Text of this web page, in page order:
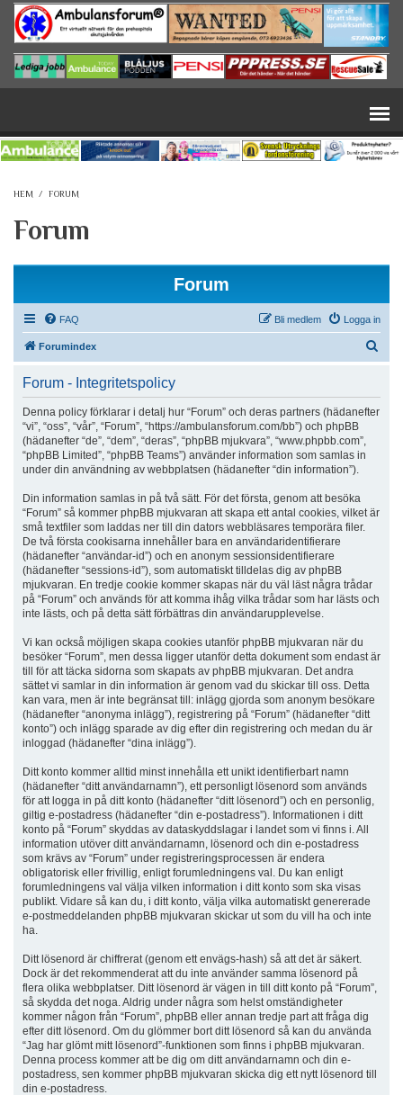
Hoppa till huvudinnehåll
HEM / FORUM
Forum